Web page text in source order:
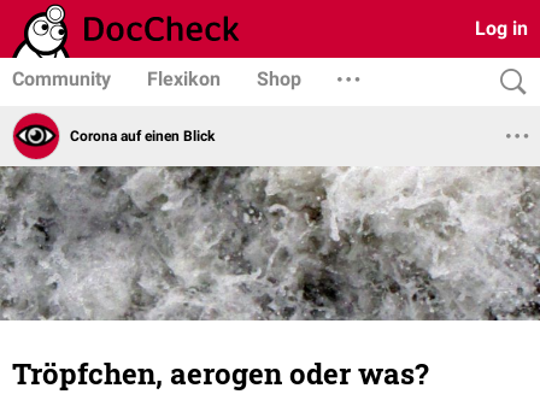
Log in
Community Flexikon Shop
Corona auf einen Blick
Tröpfchen, aerogen oder was?